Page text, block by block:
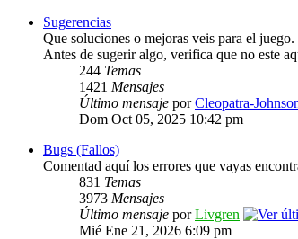
Sugerencias
Que soluciones o mejoras veis para el juego.
Antes de sugerir algo, verifica que no este
244 Temas
1421 Mensajes
Último mensaje porCleopatra-
Dom Oct 05, 2025 10:42 pm
Bugs (Fallos)
Comentad aquí los errores que vayas
831 Temas
3973 Mensajes
Último mensaje porLivgren
Mié Ene 21, 2026 6:09 pm